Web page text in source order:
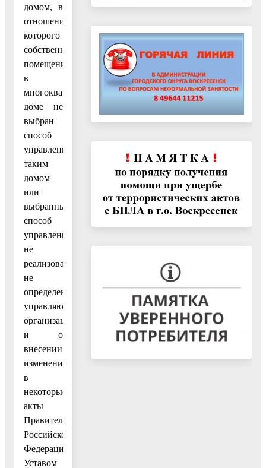
домом, в
отношении
которого
собственниками
помещений
в
многоквартирном
доме не
выбран
способ
управления
таким
домом
или
выбранный
способ
управления
не
реализован,
не
определена
управляющая
организация,
и о
внесении
изменений
в
некоторые
акты
Правительства
Российской
Федерации»,
Уставом